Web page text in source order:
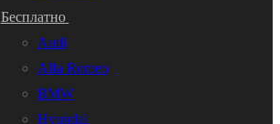
Бесплатно
Audi
Alfa Romeo
BMW
Hyundai